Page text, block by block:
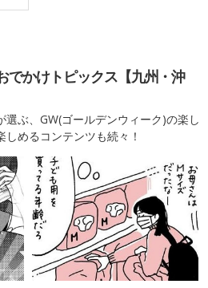
でかけトピックス【九州・沖
選ぶ、GW(ゴールデンウィーク)の楽し
めるコンテンツも続々！